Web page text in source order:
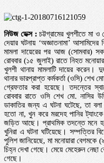
নিউজ ডেক্স : চট্টগ্রামের খুলশীতে মা ও
দেয়ার ঘটনায় ‘অজ্ঞাতনামা’ আসামিদের
মামলা দায়েরের পর আজ (সোমবার)
রোববার (১৫ জুলাই) রাতে নিহত
খুলশী থানায় মামলাটি দায়ের করেন।
থানার ভারপ্রাপ্ত কর্মকর্তা (ওসি) শেখ
গ্রেফতার করা হয়েছে। তদন্তের
রোববার রাতে ওসি শেখ মো. নাসির
ডাকাতির জন্য এ ঘটনা ঘটেছে, তা বলা
হতো না, খুন করে মরদেহ পানির
জড়িত আছে। প্রাথমিক তদন্তে মনে
খুনিরা এ ঘটনা ঘটিয়েছে। সম্পত্তির
পুলিশ জানিয়েছে, মা মনোয়ারা
চিহ্ন দেখা গেছে। মেয়ে মেহেরুন নেছা
গেছে।